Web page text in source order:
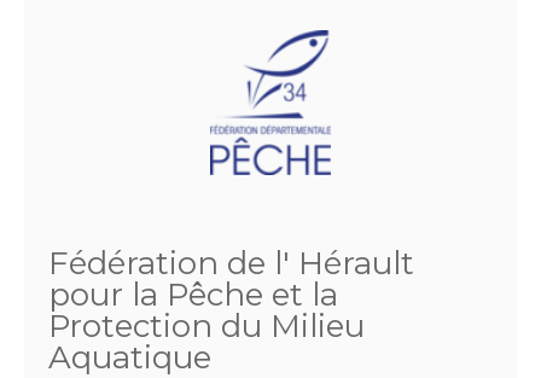
Fédération de l' Hérault
pour la Pêche et la
Protection du Milieu
Aquatique